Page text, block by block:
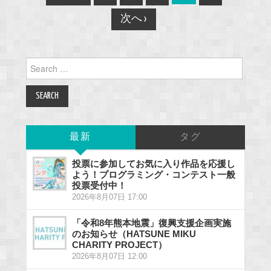
navigation
次へ ›
for:
最新 タグ
投票に参加してお気に入り作品を応援し
よう！プログラミング・コンテスト一般
投票受付中！
2026年8月07日 17:00
「令和8年熊本地震」復興支援企画実施
のお知らせ（HATSUNE MIKU
CHARITY PROJECT）
2026年8月07日 12:00